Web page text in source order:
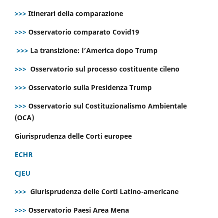
>>> Itinerari della comparazione
>>> Osservatorio comparato Covid19
>>> La transizione: l’America dopo Trump
>>> Osservatorio sul processo costituente cileno
>>> Osservatorio sulla Presidenza Trump
>>> Osservatorio sul Costituzionalismo Ambientale
(OCA)
Giurisprudenza delle Corti europee
ECHR
CJEU
>>> Giurisprudenza delle Corti Latino-americane
>>> Osservatorio Paesi Area Mena